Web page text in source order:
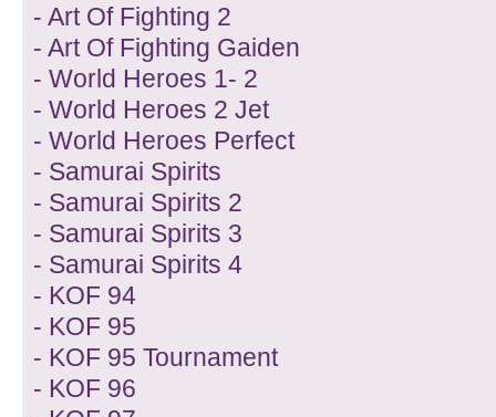
- Art Of Fighting 2
- Art Of Fighting Gaiden
- World Heroes 1- 2
- World Heroes 2 Jet
- World Heroes Perfect
- Samurai Spirits
- Samurai Spirits 2
- Samurai Spirits 3
- Samurai Spirits 4
- KOF 94
- KOF 95
- KOF 95 Tournament
- KOF 96